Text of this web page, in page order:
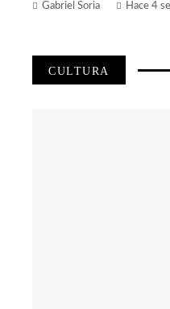
Gabriel Soria Hace 4
CULTURA